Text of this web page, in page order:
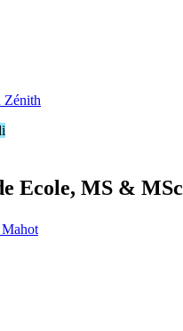
Zénith
Ecole, MS & MSc